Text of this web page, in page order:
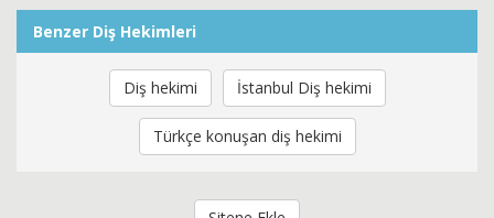
Benzer Diş Hekimleri
Diş hekimi İstanbul Diş hekimi
Türkçe konuşan diş hekimi